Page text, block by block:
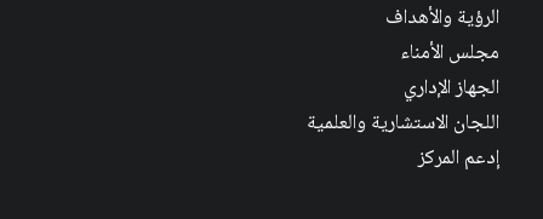
الرؤية والأهداف
مجلس الأمناء
الجهاز الإداري
اللجان الاستشارية والعلمية
إدعم المركز